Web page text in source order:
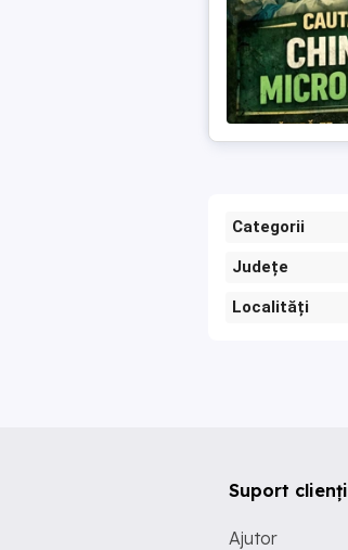
Categorii
Județe
Localități
Suport clienți
Ajutor